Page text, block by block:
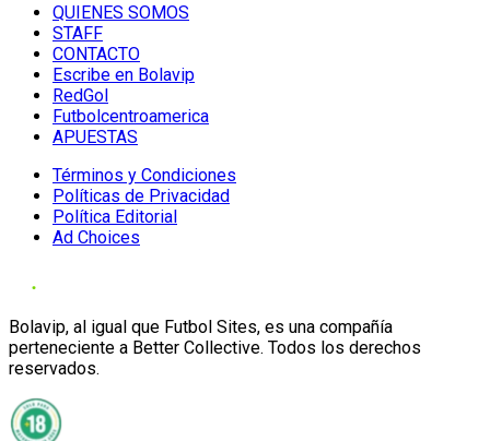
QUIENES SOMOS
STAFF
CONTACTO
Escribe en Bolavip
RedGol
Futbolcentroamerica
APUESTAS
Términos y Condiciones
Políticas de Privacidad
Política Editorial
Ad Choices
Bolavip, al igual que Futbol Sites, es una compañía
perteneciente a Better Collective. Todos los derechos
reservados.